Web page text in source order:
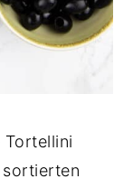
Tortellini